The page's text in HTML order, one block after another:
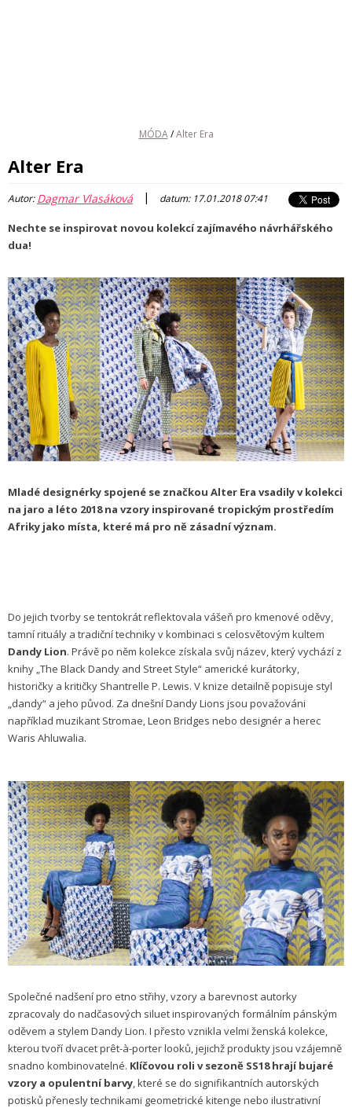
MÓDA / Alter Era
Alter Era
Autor:Dagmar Vlasáková | datum: 17.01.2018 07:41
Nechte se inspirovat novou kolekcí zajímavého návrhářského
dua!
Mladé designérky spojené se značkou Alter Era vsadily v kolekci
na jaro a léto 2018 na vzory inspirované tropickým prostředím
Afriky jako místa, které má pro ně zásadní význam.
Do jejich tvorby se tentokrát reflektovala vášeň pro kmenové oděvy,
tamní rituály a tradiční techniky v kombinaci s celosvětovým kultem
Dandy Lion. Právě po něm kolekce získala svůj název, který vychází z
knihy „The Black Dandy and Street Style“ americké kurátorky,
historičky a kritičky Shantrelle P. Lewis. V knize detailně popisuje styl
„dandy“ a jeho původ. Za dnešní Dandy Lions jsou považováni
například muzikant Stromae, Leon Bridges nebo designér a herec
Waris Ahluwalia.
Společné nadšení pro etno střihy, vzory a barevnost autorky
zpracovaly do nadčasových siluet inspirovaných formálním pánským
oděvem a stylem Dandy Lion. I přesto vznikla velmi ženská kolekce,
kterou tvoří dvacet prêt-à-porter looků, jejichž produkty jsou vzájemně
snadno kombinovatelné. Klíčovou roli v sezoně SS18 hrají bujaré
vzory a opulentní barvy, které se do signifikantních autorských
potisků přenesly technikami geometrické kitenge nebo ilustrativní